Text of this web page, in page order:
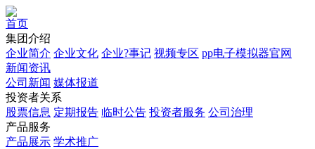
首页
集团介绍
企业简介 企业文化 企业?事记 视频专区 pp电子模拟器官网
新闻资讯
公司新闻 媒体报道
投资者关系
股票信息 定期报告 临时公告 投资者服务 公司治理
产品服务
产品展示 学术推广